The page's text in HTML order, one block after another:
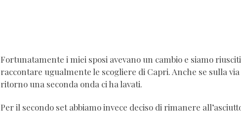
Fortunatamente i miei sposi avevano un cambio e siamo
raccontare ugualmente le scogliere di Capri. Anche se sulla
ritorno una seconda onda ci ha lavati.
Per il secondo set abbiamo invece deciso di rimanere